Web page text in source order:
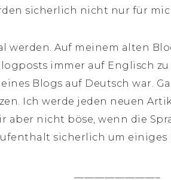
sicherlich nicht nur für
werden. Auf meinem alten
immer auf Englisch
Blogs auf Deutsch war.
Ich werde jeden neuen
aber nicht böse, wenn die
sicherlich um einiges